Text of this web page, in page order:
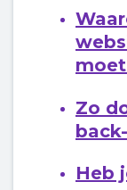
Zo
Heb